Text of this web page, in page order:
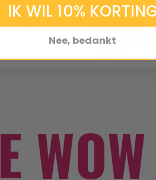
alle
IK WIL 10%
Nee, bedankt